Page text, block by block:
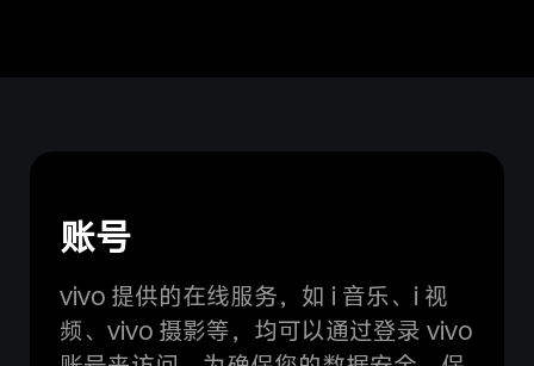
账号
vivo 提供的在线服务，如 i 音乐、i 视
频、vivo 摄影等，均可以通过登录 vivo